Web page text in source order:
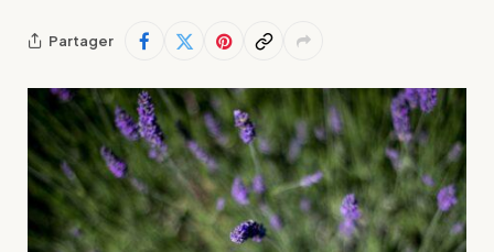
Partager